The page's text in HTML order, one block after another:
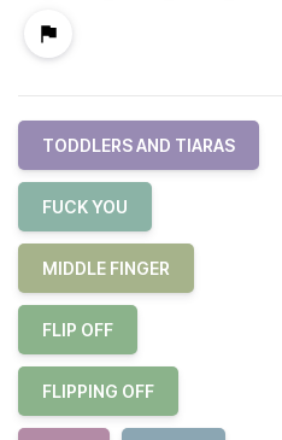
TODDLERS AND TIARAS
FUCK YOU
MIDDLE FINGER
FLIP OFF
FLIPPING OFF